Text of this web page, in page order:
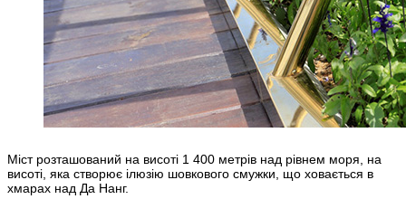
Міст розташований на висоті 1 400 метрів над рівнем моря, на
висоті, яка створює ілюзію шовкового смужки, що ховається в
хмарах над Да Нанг.